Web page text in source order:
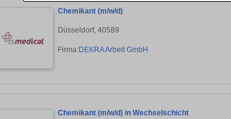
Chemikant (m/w/d)
Düsseldorf, 40589
Firma:DEKRA Arbeit GmbH
Chemikant (m/w/d) in Wechselschicht